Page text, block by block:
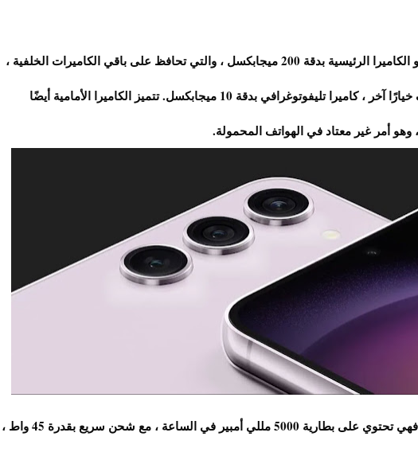
الجانب الآخر الذي يبرز هو الكاميرا الرئيسية بدقة 200 ميجابكسل ، والتي تحافظ على باقي الكاميرات الخلفية ،
على الرغم من أنها تضيف خيارًا آخر ، كاميرا تليفوتوغرافي بدقة 10 ميجابكسل. تتميز الكاميرا الأمامية أيضًا
فيما يتعلق بالاستقلالية ، فهي تحتوي على بطارية 5000 مللي أمبير في الساعة ، مع شحن سريع بقدرة 45 واط ،